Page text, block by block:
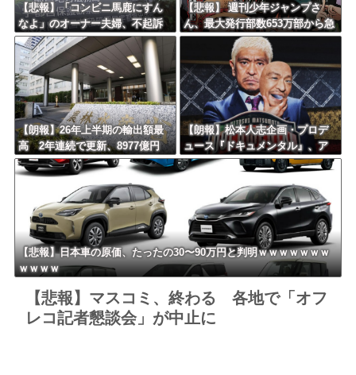
【悲報】「コンビニ馬鹿にすん
なよ」のオーナー夫婦、不起訴
ｗｗｗｗｗｗｗｗ
【悲報】 週刊少年ジャンプさ
ん、最大発行部数653万部から急
降下でついに100万部を割ってし
まうｗｗｗｗｗｗｗ
【朗報】26年上半期の輸出額最
高 2年連続で更新、8977億円
農水省「インバウンドの増加に
伴い、日本食の認知度が向上」
【朗報】松本人志企画・プロデ
ュース『ドキュメンタル』、ア
メリカで初の制作が決定！ 海
外タイトル『LOL』として世界2
5ヶ国・地域で展開
【悲報】日本車の原価、たったの30〜90万円と判明ｗｗｗｗｗｗｗ
ｗｗｗｗ
【悲報】マスコミ、終わる 各地で「オフ
レコ記者懇談会」が中止に